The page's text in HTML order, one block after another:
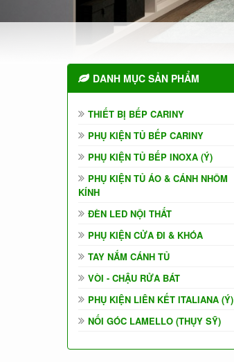
DANH MỤC SẢN PHẨM
THIẾT BỊ BẾP CARINY
PHỤ KIỆN TỦ BẾP CARINY
PHỤ KIỆN TỦ BẾP INOXA (Ý)
PHỤ KIỆN TỦ ÁO & CÁNH NHÔM
KÍNH
ĐÈN LED NỘI THẤT
PHỤ KIỆN CỬA ĐI & KHÓA
TAY NẮM CÁNH TỦ
VÒI - CHẬU RỬA BÁT
PHỤ KIỆN LIÊN KẾT ITALIANA (Ý)
NỐI GÓC LAMELLO (THỤY SỸ)